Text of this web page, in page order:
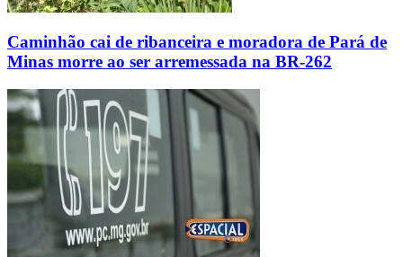
Caminhão cai de ribanceira e moradora de Pará de
Minas morre ao ser arremessada na BR-262